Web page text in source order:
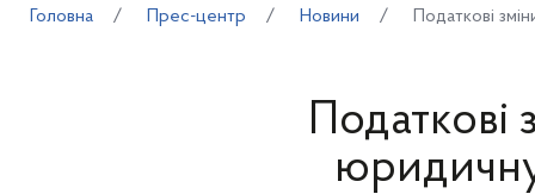
Головна Прес-центр Новини Податкові